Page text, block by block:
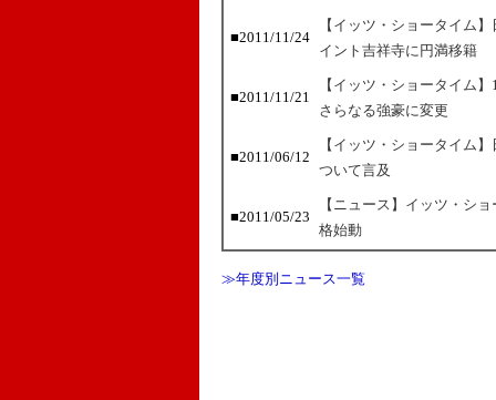
■2011/11/24
【イッツ・ショータイム
イント吉祥寺に円満移籍
■2011/11/21
【イッツ・ショータイム
さらなる強豪に変更
■2011/06/12
【イッツ・ショータイム
ついて言及
■2011/05/23
【ニュース】イッツ・シ
格始動
≫年度別ニュース一覧